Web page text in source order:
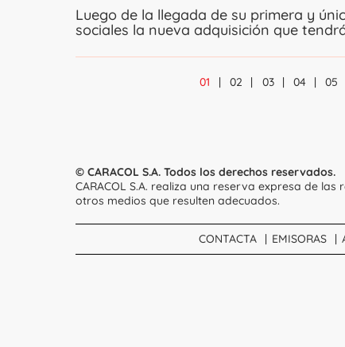
Luego de la llegada de su primera y
sociales la nueva adquisición que
01 02 03 04 05
© CARACOL S.A. Todos los derechos reservados.
CARACOL S.A. realiza una reserva expresa de
otros medios que resulten adecuados.
CONTACTA EMISORAS